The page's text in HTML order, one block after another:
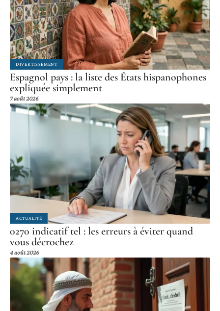
DIVERTISSEMENT
Espagnol pays : la liste des États hispanophones
expliquée simplement
7 août 2026
ACTUALITÉ
0270 indicatif tel : les erreurs à éviter quand
vous décrochez
4 août 2026